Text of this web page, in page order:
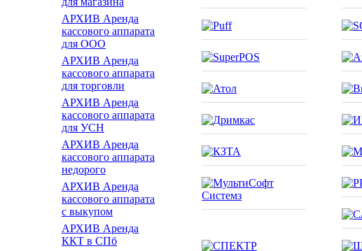
АРХИВ Аренда
кассового аппарата
для ООО
АРХИВ Аренда
кассового аппарата
для торговли
АРХИВ Аренда
кассового аппарата
для УСН
АРХИВ Аренда
кассового аппарата
недорого
АРХИВ Аренда
кассового аппарата
с выкупом
АРХИВ Аренда
ККТ в СПб